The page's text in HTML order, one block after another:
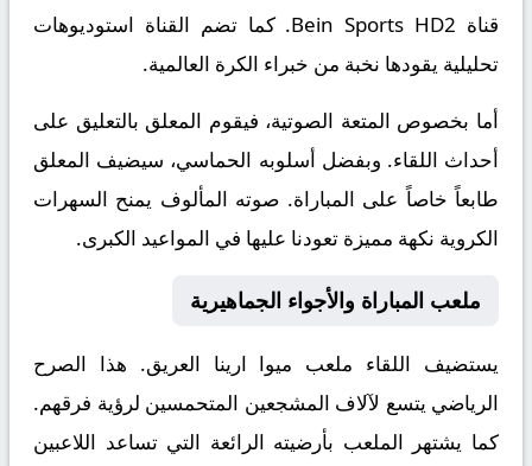
قناة Bein Sports HD2. كما تضم القناة استوديوهات
تحليلية يقودها نخبة من خبراء الكرة العالمية.
أما بخصوص المتعة الصوتية، فيقوم المعلق بالتعليق على
أحداث اللقاء. وبفضل أسلوبه الحماسي، سيضيف المعلق
طابعاً خاصاً على المباراة. صوته المألوف يمنح السهرات
الكروية نكهة مميزة تعودنا عليها في المواعيد الكبرى.
ملعب المباراة والأجواء الجماهيرية
يستضيف اللقاء ملعب ميوا ارينا العريق. هذا الصرح
الرياضي يتسع لآلاف المشجعين المتحمسين لرؤية فرقهم.
كما يشتهر الملعب بأرضيته الرائعة التي تساعد اللاعبين